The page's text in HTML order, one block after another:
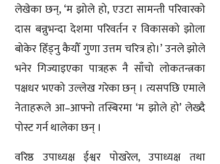
लेखेका छन्, ‘म झोले हो, एउटा सामन्ती परिवारको
दास बन्नुभन्दा देशमा परिवर्तन र विकासको झोला
बोकेर हिँड्नु कैयौँ गुणा उत्तम चरित्र हो।’ उनले झोले
भनेर गिज्याइएका पात्रहरू नै साँचो लोकतन्त्रका
पक्षधर भएको उल्लेख गरेका छन् । त्यसपछि एमाले
नेताहरूले आ–आफ्नो तस्बिरमा ‘म झोले हो’ लेख्दै
पोस्ट गर्न थालेका छन् ।
वरिष्ठ उपाध्यक्ष ईश्वर पोखरेल, उपाध्यक्ष तथा